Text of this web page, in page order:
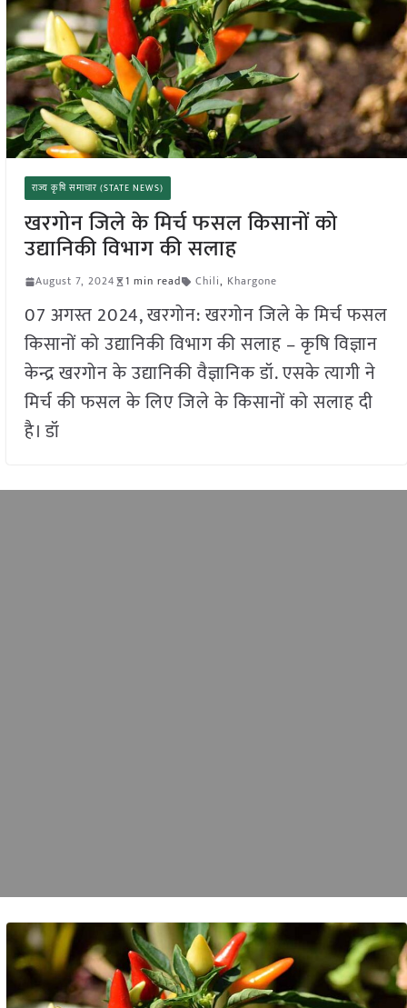
राज्य कृषि समाचार (STATE NEWS)
खरगोन जिले के मिर्च फसल किसानों को
उद्यानिकी विभाग की सलाह
August 7, 2024 1 min read Chili, Khargone
07 अगस्त 2024, खरगोन: खरगोन जिले के मिर्च फसल
किसानों को उद्यानिकी विभाग की सलाह – कृषि विज्ञान
केन्द्र खरगोन के उद्यानिकी वैज्ञानिक डॉ. एसके त्यागी ने
मिर्च की फसल के लिए जिले के किसानों को सलाह दी
है। डॉ